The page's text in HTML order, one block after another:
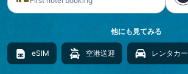
他にも見てみる
eSIM 空港送迎 レンタカー